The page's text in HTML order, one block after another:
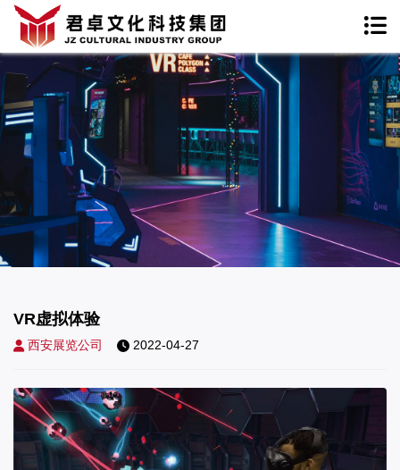
VR虚拟体验
西安展览公司 2022-04-27